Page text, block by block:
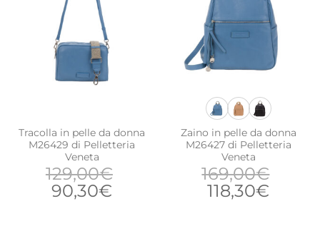
Tracolla in pelle da donna
M26429 di Pelletteria
Veneta
129,00€
Il
90,30€
Zaino in pelle da donna
M26427 di Pelletteria
Veneta
169,00€
Il
118,30€